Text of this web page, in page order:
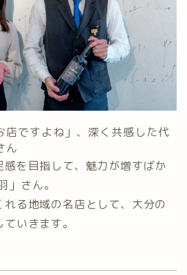
ですよね」、深く共感した代
ん
感を目指して、魅力が増すばか
」さん。
る地域の名店として、大分の
いきます。